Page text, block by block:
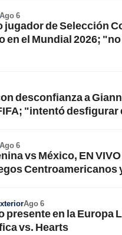
Ago 6
jugador de Selección
en el Mundial 2026;
desconfianza a
"intentó desfigurar
Ago 6
vs México, EN
Centroamericanos
Ago 6
presente en la Europa
vs. Hearts